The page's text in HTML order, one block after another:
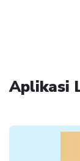
Aplikasi